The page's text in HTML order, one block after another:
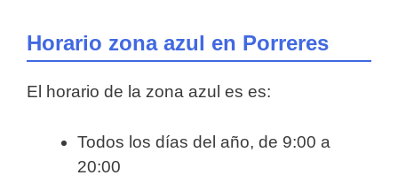
Horario zona azul en Porreres
El horario de la zona azul es es:
Todos los días del año, de 9:00 a
20:00